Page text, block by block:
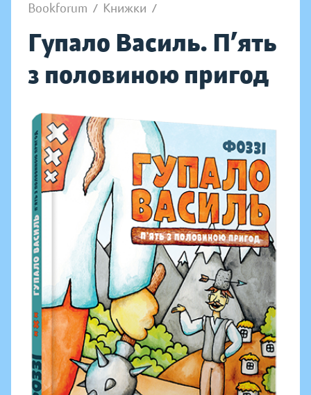
Bookforum / Книжки /
Гупало Василь. П’ять
з половиною пригод